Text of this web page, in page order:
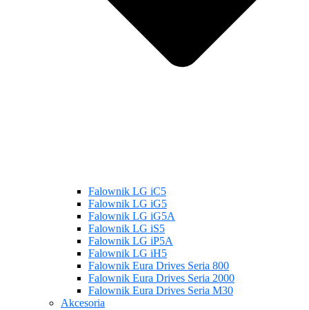
Falownik LG iC5
Falownik LG iG5
Falownik LG iG5A
Falownik LG iS5
Falownik LG iP5A
Falownik LG iH5
Falownik Eura Drives Seria 800
Falownik Eura Drives Seria 2000
Falownik Eura Drives Seria M30
Akcesoria